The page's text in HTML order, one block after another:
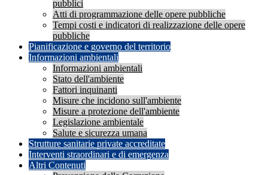
pubblici
Atti di programmazione delle opere pubbliche
Tempi costi e indicatori di realizzazione delle opere
pubbliche
Pianificazione e governo del territorio
Informazioni ambientali
Informazioni ambientali
Stato dell'ambiente
Fattori inquinanti
Misure che incidono sull'ambiente
Misure a protezione dell'ambiente
Legislazione ambientale
Salute e sicurezza umana
Strutture sanitarie private accreditate
Interventi straordinari e di emergenza
Altri Contenuti